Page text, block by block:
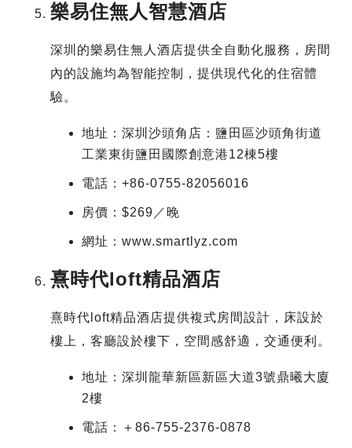
樂易住無人智慧酒店
深圳的樂易住無人酒店提供全自動化服務，房間
內的設施均為智能控制，提供現代化的住宿體
驗。
地址：深圳沙頭角店：鹽田區沙頭角街道
工業東街鹽田國際創意港12棟5樓
電話：+86-0755-82056016
房價：$269／晚
網址：www.smartlyz.com
熹時代loft精品酒店
熹時代loft精品酒店提供複式房間設計，床設於
樓上，客廳設於樓下，空間感舒適，交通便利。
地址：深圳龍華新區新區大道3號鼎曦大廈
2樓
電話：＋86-755-2376-0878